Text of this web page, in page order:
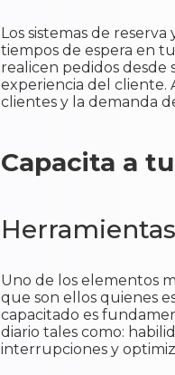
Los sistemas de
tiempos de espera en
realicen pedidos desde
experiencia del cliente.
clientes y la demanda
Capacita a
Uno de los elementos
que son ellos quienes
capacitado es
diario tales como:
interrupciones y